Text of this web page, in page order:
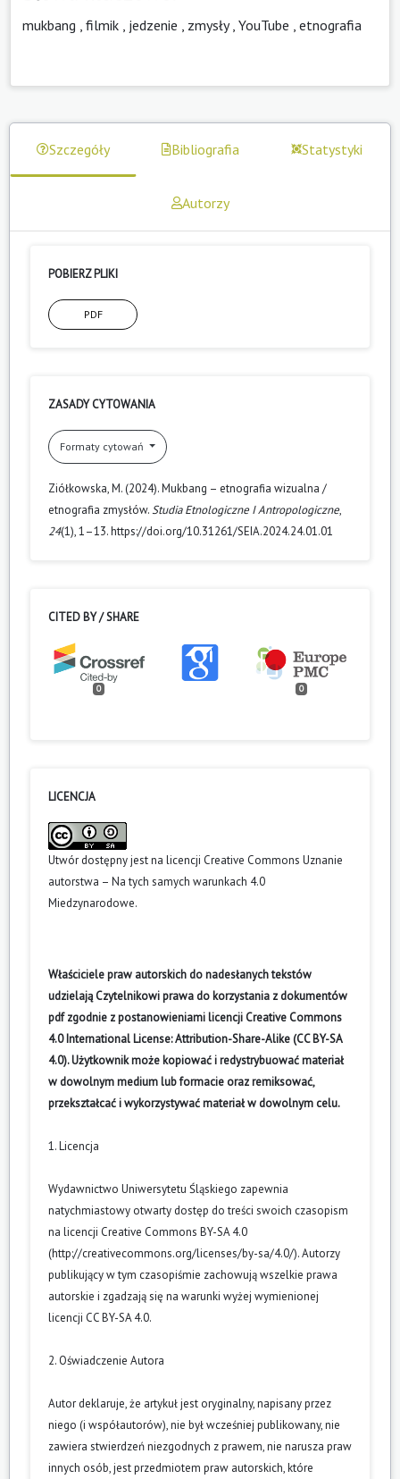
mukbang filmik jedzenie zmysły, YouTube etnografia
Szczegóły Bibliografia Statystyki
Autorzy
POBIERZ PLIKI
PDF
ZASADY CYTOWANIA
Formaty cytowań
Ziółkowska, M. (2024). Mukbang – etnografia wizualna /
etnografia zmysłów.Studia Etnologiczne I Antropologiczne,
24(1), 1–13. https://doi.org/10.31261/SEIA.2024.24.01.01
CITED BY / SHARE
0 0
LICENCJA
Utwór dostępny jest na licencji Creative Commons Uznanie
autorstwa – Na tych samych warunkach 4.0
Miedzynarodowe.
Właściciele praw autorskich do nadesłanych tekstów
udzielają Czytelnikowi prawa do korzystania z dokumentów
pdf zgodnie z postanowieniami licencji Creative Commons
4.0 International License: Attribution-Share-Alike (CC BY-SA
4.0). Użytkownik może kopiować i redystrybuować materiał
w dowolnym medium lub formacie oraz remiksować,
przekształcać i wykorzystywać materiał w dowolnym celu.
1. Licencja
Wydawnictwo Uniwersytetu Śląskiego zapewnia
natychmiastowy otwarty dostęp do treści swoich czasopism
na licencji Creative Commons BY-SA 4.0
(http://creativecommons.org/licenses/by-sa/4.0/). Autorzy
publikujący w tym czasopiśmie zachowują wszelkie prawa
autorskie i zgadzają się na warunki wyżej wymienionej
licencji CC BY-SA 4.0.
2. Oświadczenie Autora
Autor deklaruje, że artykuł jest oryginalny, napisany przez
niego (i współautorów), nie był wcześniej publikowany, nie
zawiera stwierdzeń niezgodnych z prawem, nie narusza praw
innych osób, jest przedmiotem praw autorskich, które